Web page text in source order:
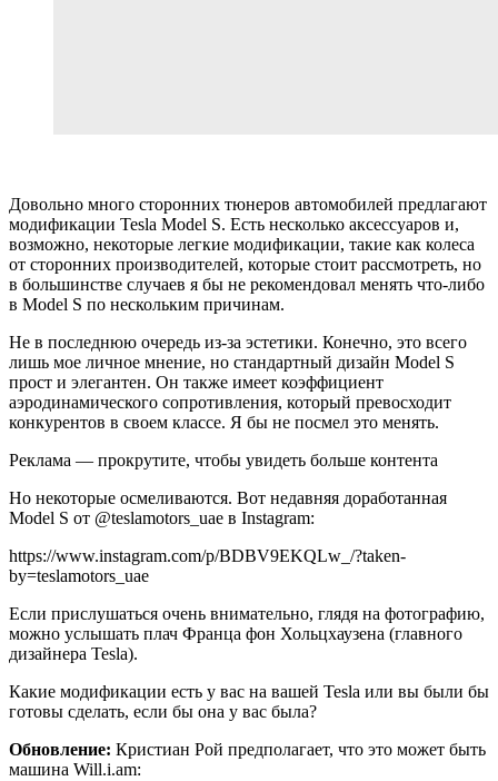
Довольно много сторонних тюнеров автомобилей предлагают
модификации Tesla Model S. Есть несколько аксессуаров и,
возможно, некоторые легкие модификации, такие как колеса
от сторонних производителей, которые стоит рассмотреть, но
в большинстве случаев я бы не рекомендовал менять что-либо
в Model S по нескольким причинам.
Не в последнюю очередь из-за эстетики. Конечно, это всего
лишь мое личное мнение, но стандартный дизайн Model S
прост и элегантен. Он также имеет коэффициент
аэродинамического сопротивления, который превосходит
конкурентов в своем классе. Я бы не посмел это менять.
Реклама — прокрутите, чтобы увидеть больше контента
Но некоторые осмеливаются. Вот недавняя доработанная
Model S от @teslamotors_uae в Instagram:
https://www.instagram.com/p/BDBV9EKQLw_/?taken-
by=teslamotors_uae
Если прислушаться очень внимательно, глядя на фотографию,
можно услышать плач Франца фон Хольцхаузена (главного
дизайнера Tesla).
Какие модификации есть у вас на вашей Tesla или вы были бы
готовы сделать, если бы она у вас была?
Обновление: Кристиан Рой предполагает, что это может быть
машина Will.i.am: